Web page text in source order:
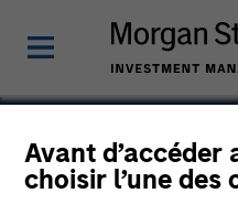
Avant d’accéder
choisir l’une des
Shanghai